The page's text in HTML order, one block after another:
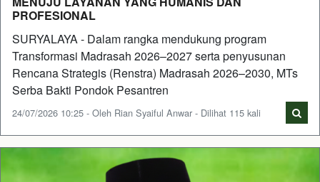
PROFESIONAL
SURYALAYA - Dalam rangka mendukung program
Transformasi Madrasah 2026–2027 serta penyusunan
Rencana Strategis (Renstra) Madrasah 2026–2030, MTs
Serba Bakti Pondok Pesantren
24/07/2026 10:25 - Oleh Rian Syaiful Anwar - Dilihat 115 kali